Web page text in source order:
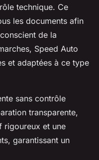
technique. Ce
les documents afin
de la
Speed Auto
et adaptées à ce type
sans contrôle
transparente,
rigoureux et une
garantissant un